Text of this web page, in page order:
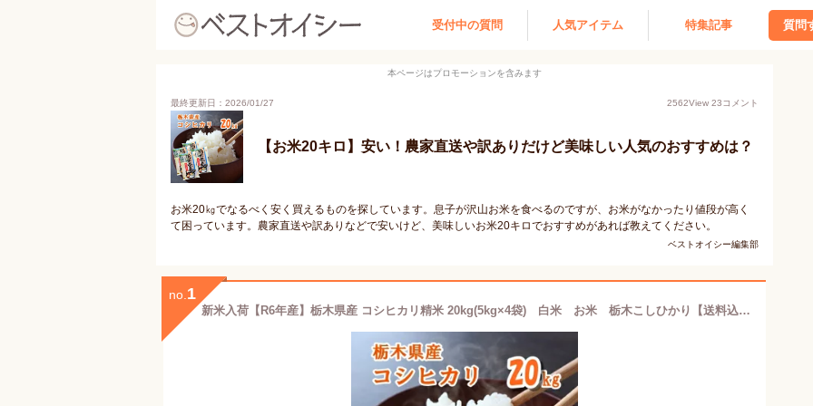
受付中の質問 人気アイテム 特集記事 質問
本ページはプロモーションを含みます
最終更新日：2026/01/27 2562View 23コメント
【お米20キロ】安い！農家直送や訳ありだけど美味しい人気のおすすめは？
お米20㎏でなるべく安く買えるものを探しています。息子が沢山お米を食べるのですが、お米がなかったり値段が高く
て困っています。農家直送や訳ありなどで安いけど、美味しいお米20キロでおすすめがあれば教えてください。
ベストオイシー編集部
no. 1
新米入荷【R6年産】栃木県産 コシヒカリ精米 20kg(5kg×4袋) 白米 お米 栃木こしひかり【送料込み】